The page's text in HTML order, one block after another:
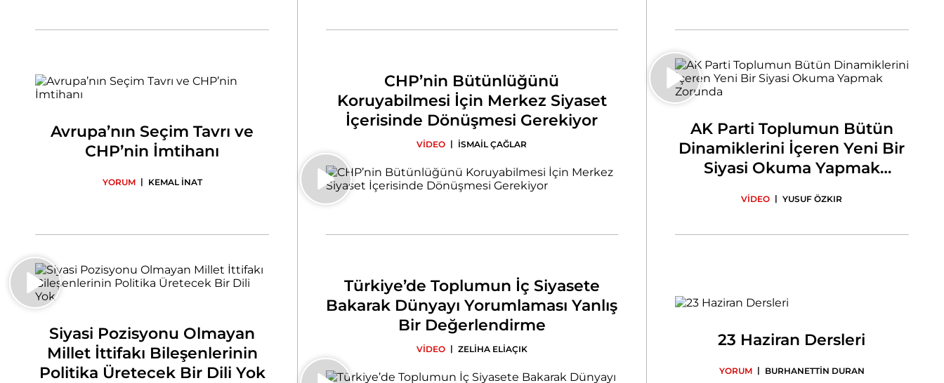
Avrupa’nın Seçim Tavrı ve
CHP’nin İmtihanı
YORUM | KEMAL İNAT
CHP’nin Bütünlüğünü
Koruyabilmesi İçin Merkez Siyaset
İçerisinde Dönüşmesi Gerekiyor
VİDEO | İSMAİL ÇAĞLAR
AK Parti Toplumun Bütün
Dinamiklerini İçeren Yeni Bir
Siyasi Okuma Yapmak
VİDEO | YUSUF ÖZKIR
Siyasi Pozisyonu Olmayan
Millet İttifakı Bileşenlerinin
Politika Üretecek Bir Dili Yok
Türkiye’de Toplumun İç Siyasete
Bakarak Dünyayı Yorumlaması Yanlış
Bir Değerlendirme
VİDEO | ZELİHA ELİAÇIK 23 Haziran Dersleri
YORUM | BURHANETTİN DURAN